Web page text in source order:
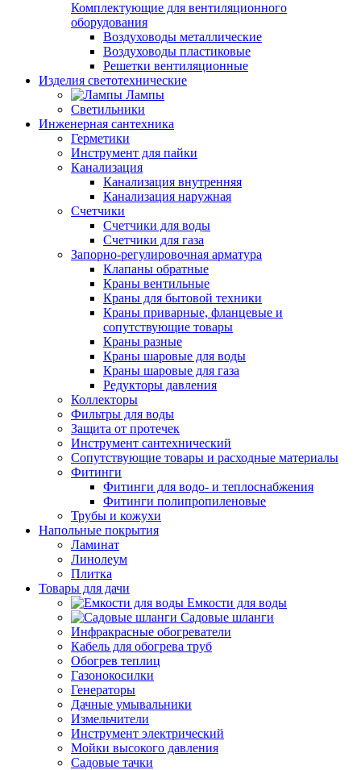
Комплектующие для вентиляционного
оборудования
Воздуховоды металлические
Воздуховоды пластиковые
Решетки вентиляционные
Изделия светотехнические
Лампы
Светильники
Инженерная сантехника
Герметики
Инструмент для пайки
Канализация
Канализация внутренняя
Канализация наружная
Счетчики
Счетчики для воды
Счетчики для газа
Запорно-регулировочная арматура
Клапаны обратные
Краны вентильные
Краны для бытовой техники
Краны приварные, фланцевые и
сопутствующие товары
Краны разные
Краны шаровые для воды
Краны шаровые для газа
Редукторы давления
Коллекторы
Фильтры для воды
Защита от протечек
Инструмент сантехнический
Сопутствующие товары и расходные материалы
Фитинги
Фитинги для водо- и теплоснабжения
Фитинги полипропиленовые
Трубы и кожухи
Напольные покрытия
Ламинат
Линолеум
Плитка
Товары для дачи
Емкости для воды
Садовые шланги
Инфракрасные обогреватели
Кабель для обогрева труб
Обогрев теплиц
Газонокосилки
Генераторы
Дачные умывальники
Измельчители
Инструмент электрический
Мойки высокого давления
Садовые тачки